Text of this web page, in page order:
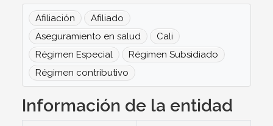
Afiliación
Afiliado
Aseguramiento en salud
Cali
Régimen Especial
Régimen Subsidiado
Régimen contributivo
Información de la entidad